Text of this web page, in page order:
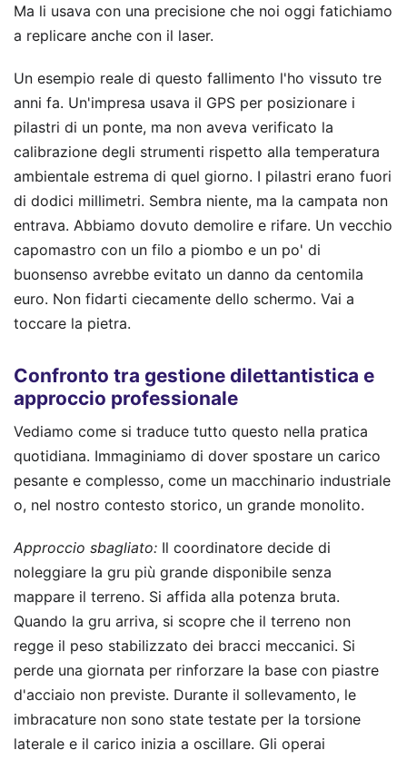
Ma li usava con una precisione che noi oggi fatichiamo
a replicare anche con il laser.
Un esempio reale di questo fallimento l'ho vissuto tre
anni fa. Un'impresa usava il GPS per posizionare i
pilastri di un ponte, ma non aveva verificato la
calibrazione degli strumenti rispetto alla temperatura
ambientale estrema di quel giorno. I pilastri erano fuori
di dodici millimetri. Sembra niente, ma la campata non
entrava. Abbiamo dovuto demolire e rifare. Un vecchio
capomastro con un filo a piombo e un po' di
buonsenso avrebbe evitato un danno da centomila
euro. Non fidarti ciecamente dello schermo. Vai a
toccare la pietra.
Confronto tra gestione dilettantistica e
approccio professionale
Vediamo come si traduce tutto questo nella pratica
quotidiana. Immaginiamo di dover spostare un carico
pesante e complesso, come un macchinario industriale
o, nel nostro contesto storico, un grande monolito.
Approccio sbagliato: Il coordinatore decide di
noleggiare la gru più grande disponibile senza
mappare il terreno. Si affida alla potenza bruta.
Quando la gru arriva, si scopre che il terreno non
regge il peso stabilizzato dei bracci meccanici. Si
perde una giornata per rinforzare la base con piastre
d'acciaio non previste. Durante il sollevamento, le
imbracature non sono state testate per la torsione
laterale e il carico inizia a oscillare. Gli operai